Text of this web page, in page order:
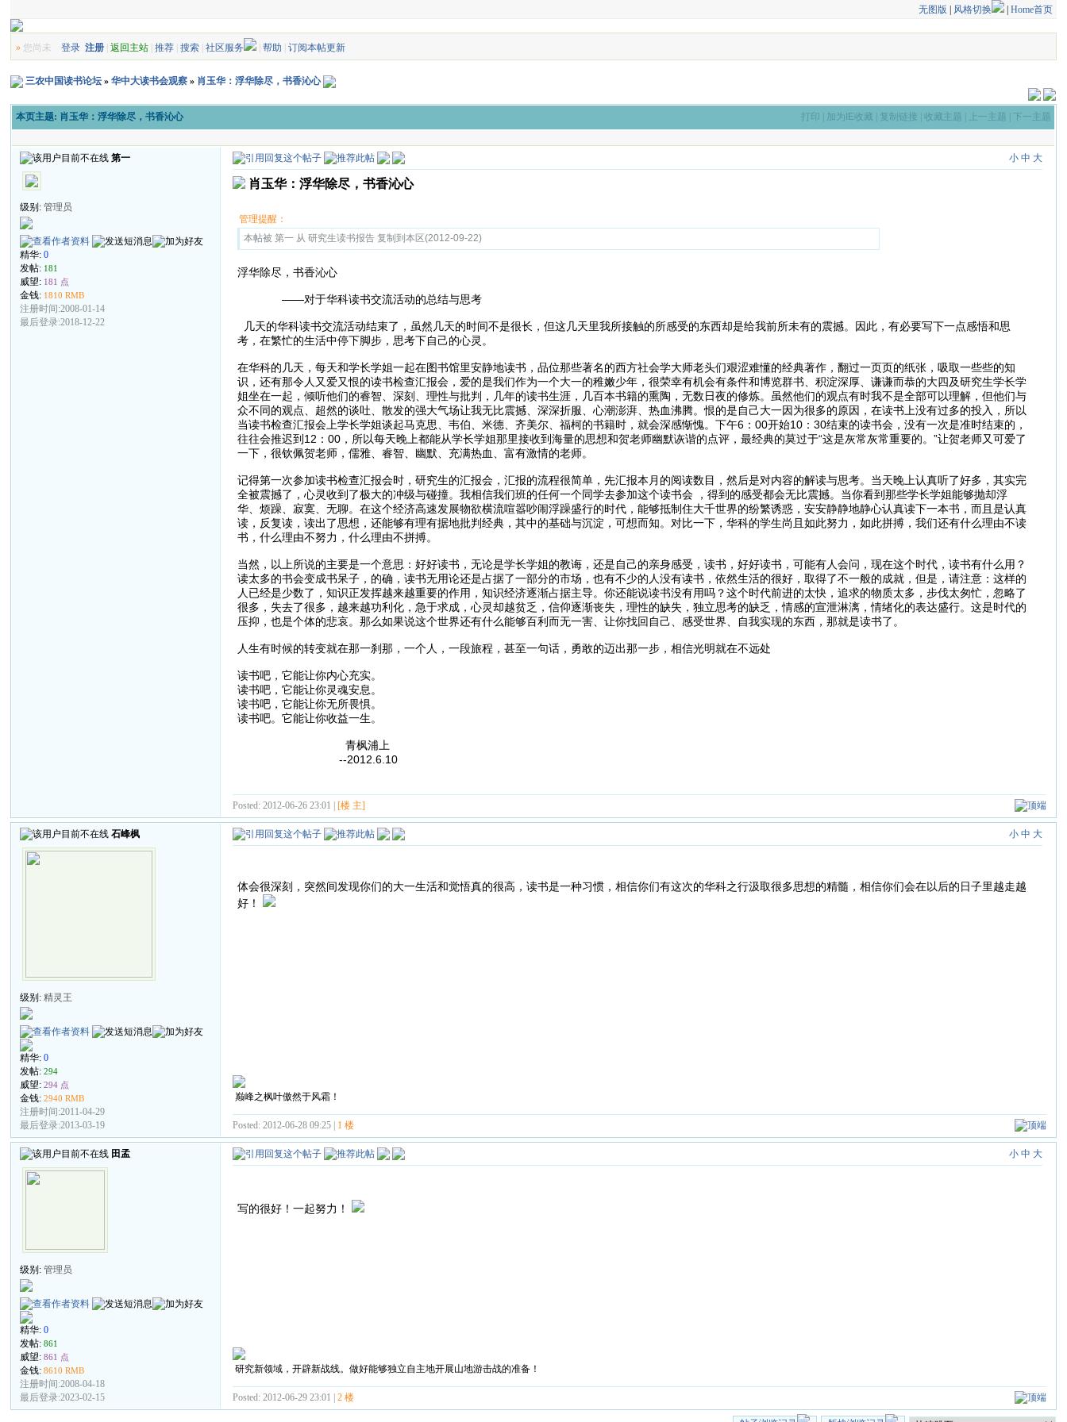
无图版 风格切换 | Home首页
» 您尚未登录 注册 |返回主站 |推荐 |搜索 |社区服务 |帮助 |订阅本帖更新
三农中国读书论坛 »华中大读书会观察 » 肖玉华：浮华除尽，书香沁心
本页主题: 肖玉华：浮华除尽，书香沁心 打印 加为IE收藏 复制链接 收藏主题 上一主题 下一主题
第一
级别:管理员
精华:0
发帖: 181
威望: 181 点
金钱: 1810 RMB
注册时间:2008-01-14
最后登录:2018-12-22
小 中 大
肖玉华：浮华除尽，书香沁心
管理提醒：
本帖被 第一 从 研究生读书报告 复制到本区(2012-09-22)
浮华除尽，书香沁心
——对于华科读书交流活动的总结与思考
几天的华科读书交流活动结束了，虽然几天的时间不是很长，但这几天里我所接触的所感受的东西却是给我前所未有的震撼。因此，有必要写下一点感悟和思
考，在繁忙的生活中停下脚步，思考下自己的心灵。
在华科的几天，每天和学长学姐一起在图书馆里安静地读书，品位那些著名的西方社会学大师老头们艰涩难懂的经典著作，翻过一页页的纸张，吸取一些些的知
识，还有那令人又爱又恨的读书检查汇报会，爱的是我们作为一个大一的稚嫩少年，很荣幸有机会有条件和博览群书、积淀深厚、谦谦而恭的大四及研究生学长学
姐坐在一起，倾听他们的睿智、深刻、理性与批判，几年的读书生涯，几百本书籍的熏陶，无数日夜的修炼。虽然他们的观点有时我不是全部可以理解，但他们与
众不同的观点、超然的谈吐、散发的强大气场让我无比震撼、深深折服、心潮澎湃、热血沸腾。恨的是自己大一因为很多的原因，在读书上没有过多的投入，所以
当读书检查汇报会上学长学姐谈起马克思、韦伯、米德、齐美尔、福柯的书籍时，就会深感惭愧。下午6：00开始10：30结束的读书会，没有一次是准时结束的，
往往会推迟到12：00，所以每天晚上都能从学长学姐那里接收到海量的思想和贺老师幽默诙谐的点评，最经典的莫过于“这是灰常灰常重要的。”让贺老师又可爱了
一下，很钦佩贺老师，儒雅、睿智、幽默、充满热血、富有激情的老师。
记得第一次参加读书检查汇报会时，研究生的汇报会，汇报的流程很简单，先汇报本月的阅读数目，然后是对内容的解读与思考。当天晚上认真听了好多，其实完
全被震撼了，心灵收到了极大的冲级与碰撞。我相信我们班的任何一个同学去参加这个读书会 ，得到的感受都会无比震撼。当你看到那些学长学姐能够抛却浮
华、烦躁、寂寞、无聊。在这个经济高速发展物欲横流喧嚣吵闹浮躁盛行的时代，能够抵制住大千世界的纷繁诱惑，安安静静地静心认真读下一本书，而且是认真
读，反复读，读出了思想，还能够有理有据地批判经典，其中的基础与沉淀，可想而知。对比一下，华科的学生尚且如此努力，如此拼搏，我们还有什么理由不读
书，什么理由不努力，什么理由不拼搏。
当然，以上所说的主要是一个意思：好好读书，无论是学长学姐的教诲，还是自己的亲身感受，读书，好好读书，可能有人会问，现在这个时代，读书有什么用？
读太多的书会变成书呆子，的确，读书无用论还是占据了一部分的市场，也有不少的人没有读书，依然生活的很好，取得了不一般的成就，但是，请注意：这样的
人已经是少数了，知识正发挥越来越重要的作用，知识经济逐渐占据主导。你还能说读书没有用吗？这个时代前进的太快，追求的物质太多，步伐太匆忙，忽略了
很多，失去了很多，越来越功利化，急于求成，心灵却越贫乏，信仰逐渐丧失，理性的缺失，独立思考的缺乏，情感的宣泄淋漓，情绪化的表达盛行。这是时代的
压抑，也是个体的悲哀。那么如果说这个世界还有什么能够百利而无一害、让你找回自己、感受世界、自我实现的东西，那就是读书了。
人生有时候的转变就在那一刹那，一个人，一段旅程，甚至一句话，勇敢的迈出那一步，相信光明就在不远处
读书吧，它能让你内心充实。
读书吧，它能让你灵魂安息。
读书吧，它能让你无所畏惧。
读书吧。它能让你收益一生。
青枫浦上
--2012.6.10
Posted: 2012-06-26 23:01 |[楼 主]
石峰枫
级别:精灵王
精华:0
发帖:294
威望:294 点
金钱:2940 RMB
注册时间:2011-04-29
最后登录:2013-03-19
小 中 大
体会很深刻，突然间发现你们的大一生活和觉悟真的很高，读书是一种习惯，相信你们有这次的华科之行汲取很多思想的精髓，相信你们会在以后的日子里越走越
好！
巅峰之枫叶傲然于风霜！
Posted: 2012-06-28 09:25 | 1 楼
田孟
级别:管理员
精华:0
发帖:861
威望:861 点
金钱:8610 RMB
注册时间:2008-04-18
最后登录:2023-02-15
小 中 大
写的很好！一起努力！
研究新领域，开辟新战线。做好能够独立自主地开展山地游击战的准备！
Posted: 2012-06-29 23:01 |2 楼